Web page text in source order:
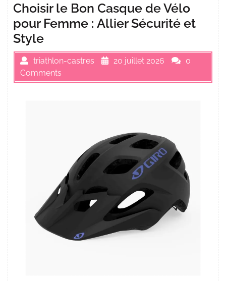
Choisir le Bon Casque de Vélo
pour Femme : Allier Sécurité et
Style
triathlon-castres 20 juillet 2026
0
Comments